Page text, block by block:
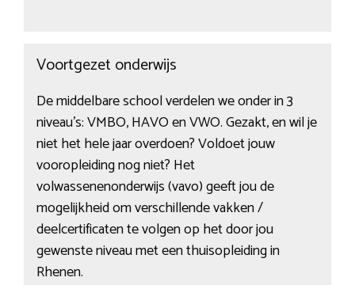
Voortgezet onderwijs
De middelbare school verdelen we onder in 3
niveau’s: VMBO, HAVO en VWO. Gezakt, en wil je
niet het hele jaar overdoen? Voldoet jouw
vooropleiding nog niet? Het
volwassenenonderwijs (vavo) geeft jou de
mogelijkheid om verschillende vakken /
deelcertificaten te volgen op het door jou
gewenste niveau met een thuisopleiding in
Rhenen.